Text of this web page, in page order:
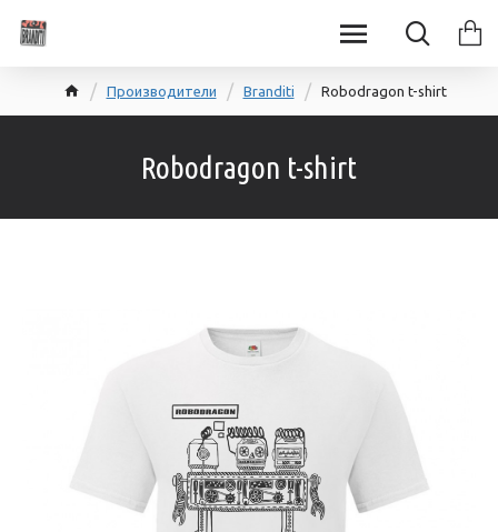
Производители Branditi Robodragon t-shirt
Robodragon t-shirt